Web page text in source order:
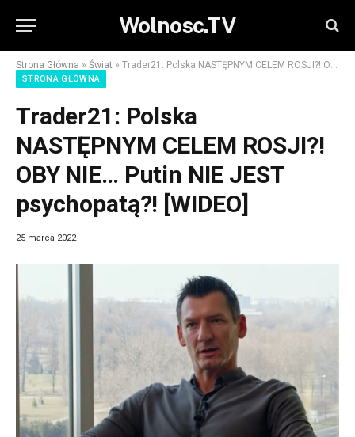
Wolnosc.TV
Strona Główna » Świat » Trader21: Polska NASTĘPNYM CELEM ROSJI?! OBY NIE… Putin NIE JEST psychopatą?! [WIDEO]
STRONA GŁÓWNA
Trader21: Polska
NASTĘPNYM CELEM ROSJI?!
OBY NIE… Putin NIE JEST
psychopatą?! [WIDEO]
25 marca 2022